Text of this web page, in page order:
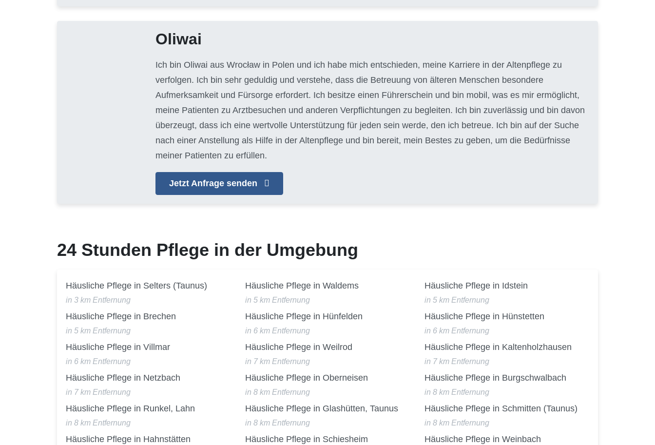
Oliwai
Ich bin Oliwai aus Wrocław in Polen und ich habe mich entschieden, meine Karriere in der Altenpflege zu
verfolgen. Ich bin sehr geduldig und verstehe, dass die Betreuung von älteren Menschen besondere
Aufmerksamkeit und Fürsorge erfordert. Ich besitze einen Führerschein und bin mobil, was es mir ermöglicht,
meine Patienten zu Arztbesuchen und anderen Verpflichtungen zu begleiten. Ich bin zuverlässig und bin davon
überzeugt, dass ich eine wertvolle Unterstützung für jeden sein werde, den ich betreue. Ich bin auf der Suche
nach einer Anstellung als Hilfe in der Altenpflege und bin bereit, mein Bestes zu geben, um die Bedürfnisse
meiner Patienten zu erfüllen.
Jetzt Anfrage senden
24 Stunden Pflege in der Umgebung
Häusliche Pflege in Selters (Taunus)
in 3 km Entfernung
Häusliche Pflege in Waldems
in 5 km Entfernung
Häusliche Pflege in Idstein
in 5 km Entfernung
Häusliche Pflege in Brechen
in 5 km Entfernung
Häusliche Pflege in Hünfelden
in 6 km Entfernung
Häusliche Pflege in Hünstetten
in 6 km Entfernung
Häusliche Pflege in Villmar
in 6 km Entfernung
Häusliche Pflege in Weilrod
in 7 km Entfernung
Häusliche Pflege in Kaltenholzhausen
in 7 km Entfernung
Häusliche Pflege in Netzbach
in 7 km Entfernung
Häusliche Pflege in Oberneisen
in 8 km Entfernung
Häusliche Pflege in Burgschwalbach
in 8 km Entfernung
Häusliche Pflege in Runkel, Lahn
in 8 km Entfernung
Häusliche Pflege in Glashütten, Taunus
in 8 km Entfernung
Häusliche Pflege in Schmitten (Taunus)
in 8 km Entfernung
Häusliche Pflege in Hahnstätten Häusliche Pflege in Schiesheim Häusliche Pflege in Weinbach